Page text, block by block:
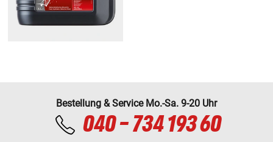
Bestellung & Service Mo.-Sa. 9-20 Uhr
040 - 734 193 60